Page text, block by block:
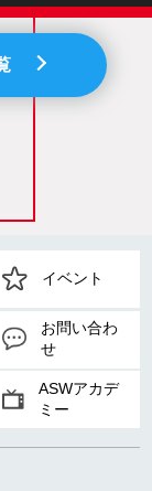
イベント
お問い合わ
せ
ASWアカデ
ミー